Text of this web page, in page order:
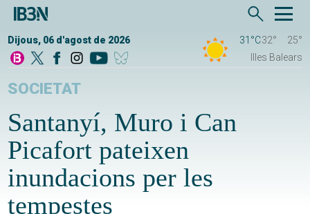
Dijous, 06 d'agost de 2026 31°C32°
25°
Illes Balears
SOCIETAT
Santanyí, Muro i Can
Picafort pateixen
inundacions per les
tempestes